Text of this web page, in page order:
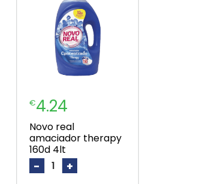
€4.24
novo real
amaciador therapy
160d 4lt
- +